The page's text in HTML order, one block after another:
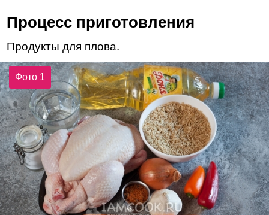
Процесс приготовления
Продукты для плова.
Фото 1